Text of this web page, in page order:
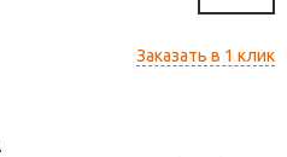
Заказать в 1 клик